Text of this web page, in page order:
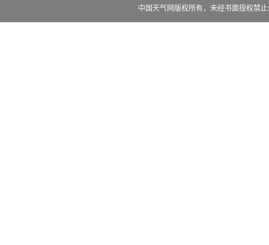
中国天气网版权所有，未经书面授权